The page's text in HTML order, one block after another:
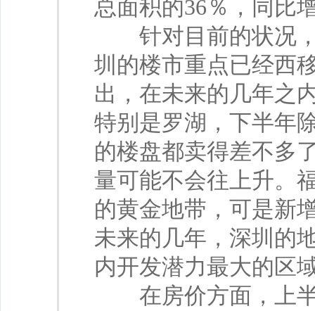
总面积的36％，同比
针对目前的状况，
圳的楼市重点已经西
出，在未来的几年之
特别是罗湖，下半年
的楼盘都卖得差不多
量可能不会往上升。
的黄金地带，可是新
未来的几年，深圳的
内开发潜力最大的区
在房价方面，上半